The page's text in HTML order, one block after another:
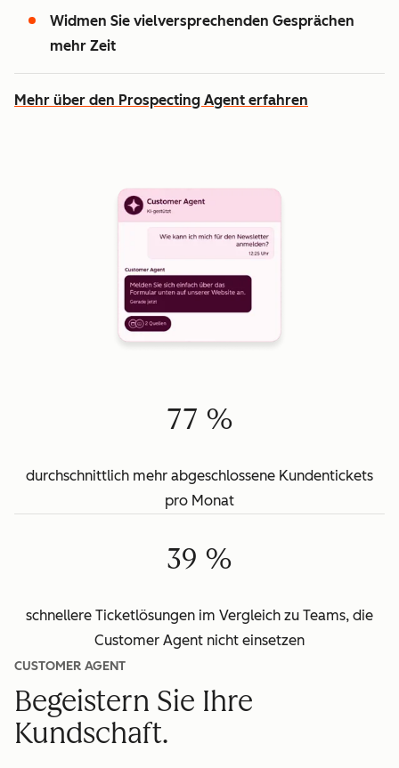
Widmen Sie vielversprechenden Gesprächen
mehr Zeit
Mehr über den Prospecting Agent erfahren
77 %
durchschnittlich mehr abgeschlossene Kundentickets
pro Monat
39 %
schnellere Ticketlösungen im Vergleich zu Teams, die
Customer Agent nicht einsetzen
CUSTOMER AGENT
Begeistern Sie Ihre
Kundschaft.